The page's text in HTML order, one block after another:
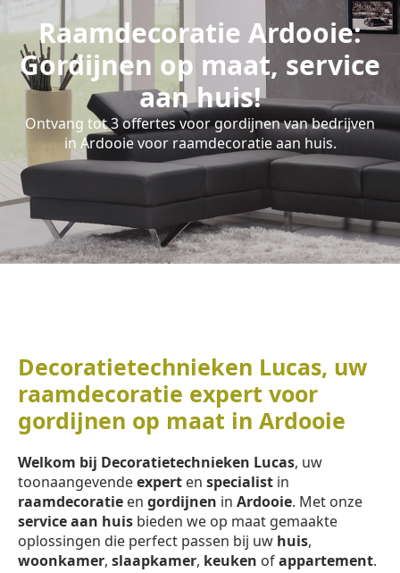
Raamdecoratie Ardooie:
Gordijnen op maat, service
aan huis!
Ontvang tot 3 offertes voor gordijnen van bedrijven
in Ardooie voor raamdecoratie aan huis.
Decoratietechnieken Lucas, uw
raamdecoratie expert voor
gordijnen op maat in Ardooie
Welkom bij Decoratietechnieken Lucas, uw
toonaangevendeexpert en specialist in
raamdecoratie en gordijnen in Ardooie. Met onze
service aan huis bieden we op maat gemaakte
oplossingen die perfect passen bij uw huis,
woonkamer, slaapkamer, keuken ofappartement.